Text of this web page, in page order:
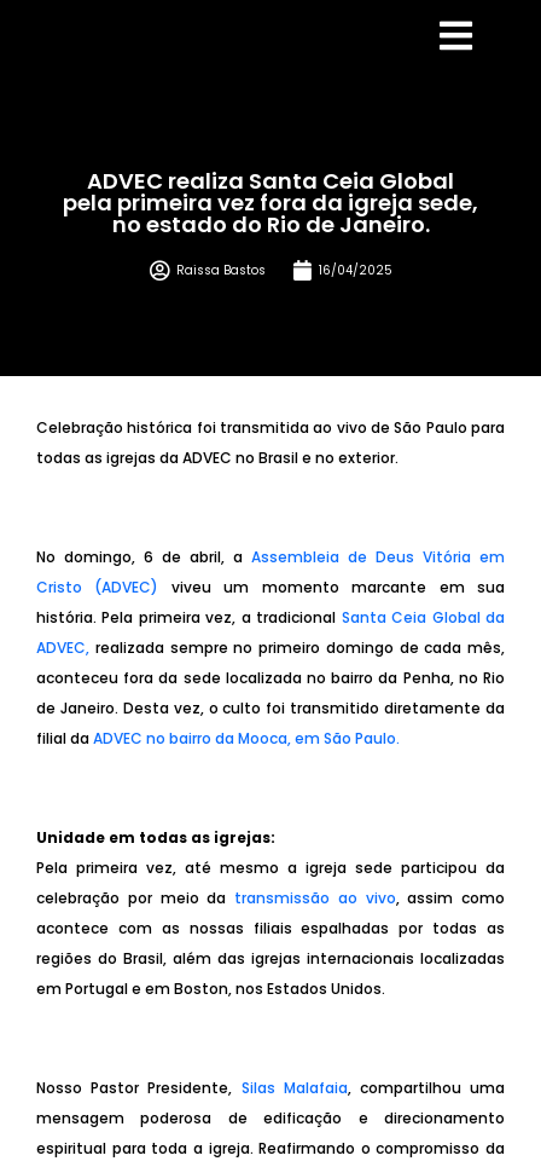
ADVEC realiza Santa Ceia Global
pela primeira vez fora da igreja sede,
no estado do Rio de Janeiro.
Raissa Bastos 16/04/2025
Celebração histórica foi transmitida ao vivo de São Paulo para
todas as igrejas da ADVEC no Brasil e no exterior.
No domingo, 6 de abril, a Assembleia de Deus Vitória em
Cristo (ADVEC)
viveu um momento marcante em sua
história. Pela primeira vez, a tradicional Santa Ceia Global da
ADVEC, realizada sempre no primeiro domingo de cada mês,
aconteceu fora da sede localizada no bairro da Penha, no Rio
de Janeiro. Desta vez, o culto foi transmitido diretamente da
filial daADVEC no bairro da Mooca, em São Paulo.
Unidade em todas as igrejas:
Pela primeira vez, até mesmo a igreja sede participou da
celebração por meio da transmissão ao vivo, assim como
acontece com as nossas filiais espalhadas por todas as
regiões do Brasil, além das igrejas internacionais localizadas
em Portugal e em Boston, nos Estados Unidos.
Nosso Pastor Presidente, Silas Malafaia, compartilhou uma
mensagem poderosa de edificação e direcionamento
espiritual para toda a igreja. Reafirmando o compromisso da